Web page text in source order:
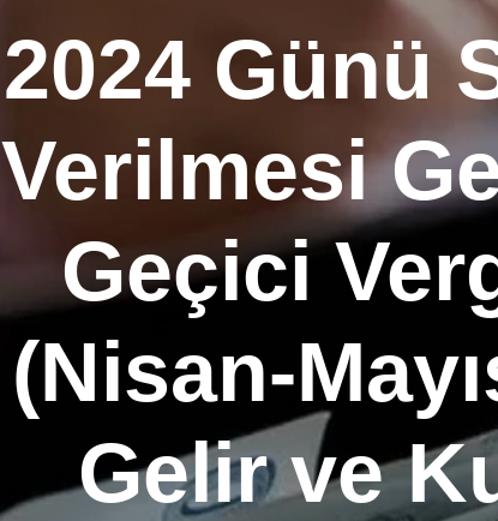
2024 Günü
Verilmesi
Geçici
(Nisan-
Gelir ve